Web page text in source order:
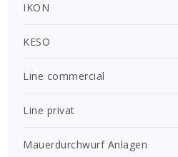
IKON
KESO
Line commercial
Line privat
Mauerdurchwurf Anlagen